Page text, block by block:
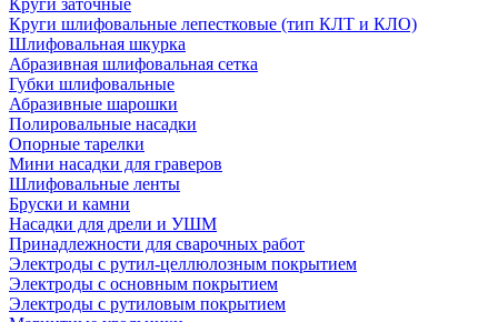
Круги заточные
Круги шлифовальные лепестковые (тип КЛТ и КЛО)
Шлифовальная шкурка
Абразивная шлифовальная сетка
Губки шлифовальные
Абразивные шарошки
Полировальные насадки
Опорные тарелки
Мини насадки для граверов
Шлифовальные ленты
Бруски и камни
Насадки для дрели и УШМ
Принадлежности для сварочных работ
Электроды с рутил-целлюлозным покрытием
Электроды с основным покрытием
Электроды с рутиловым покрытием